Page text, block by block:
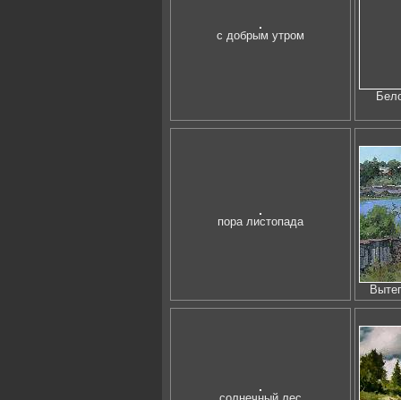
с добрым утром
пора листопада